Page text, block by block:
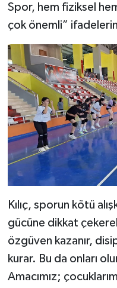
Spor, hem fiziksel
çok önemli”
Kılıç, sporun kötü
gücüne dikkat
özgüven kazanır,
kurar. Bu da onları
Amacımız;